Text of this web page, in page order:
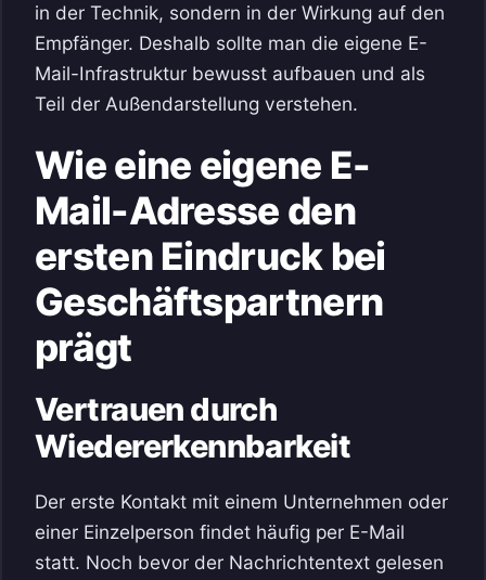
in der Technik, sondern in der Wirkung auf den
Empfänger. Deshalb sollte man die eigene E-
Mail-Infrastruktur bewusst aufbauen und als
Teil der Außendarstellung verstehen.
Wie eine eigene E-
Mail-Adresse den
ersten Eindruck bei
Geschäftspartnern
prägt
Vertrauen durch
Wiedererkennbarkeit
Der erste Kontakt mit einem Unternehmen oder
einer Einzelperson findet häufig per E-Mail
statt. Noch bevor der Nachrichtentext gelesen